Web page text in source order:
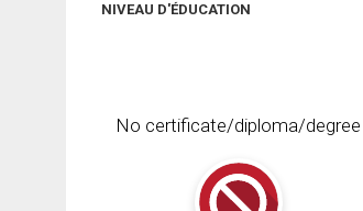
NIVEAU D'ÉDUCATION
No certificate/diploma/degree